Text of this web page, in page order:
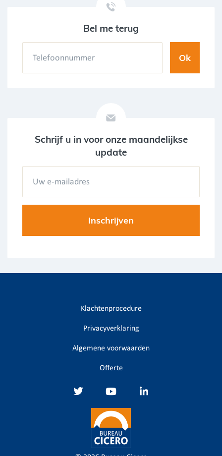
Bel me terug
Schrijf u in voor onze maandelijkse
update
Klachtenprocedure
Privacyverklaring
Algemene voorwaarden
Offerte